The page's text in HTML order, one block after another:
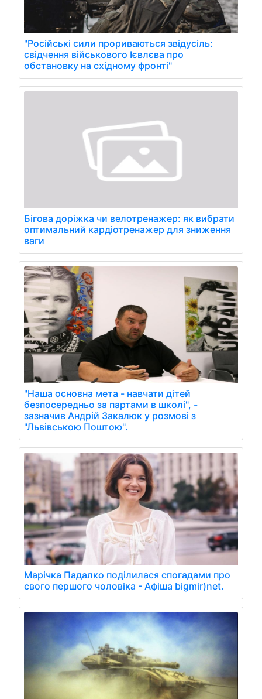
"Російські сили прориваються звідусіль:
свідчення військового Ієвлєва про
обстановку на східному фронті"
Бігова доріжка чи велотренажер: як вибрати
оптимальний кардіотренажер для зниження
ваги
"Наша основна мета - навчати дітей
безпосередньо за партами в школі", -
зазначив Андрій Закалюк у розмові з
"Львівською Поштою".
Марічка Падалко поділилася спогадами про
свого першого чоловіка - Афіша bigmir)net.